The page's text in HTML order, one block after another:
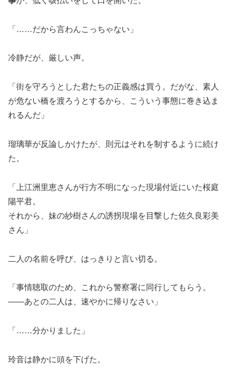
「……だから言わんこっちゃない」
冷静だが、厳しい声。
「街を守ろうとした君たちの正義感は買う。だがな、素人
が危ない橋を渡ろうとするから、こういう事態に巻き込ま
れるんだ」
瑠璃華が反論しかけたが、則元はそれを制するように続け
た。
「上江洲里恵さんが行方不明になった現場付近にいた桜庭
陽平君。
それから、妹の紗樹さんの誘拐現場を目撃した佐久良彩美
さん」
二人の名前を呼び、はっきりと言い切る。
「事情聴取のため、これから警察署に同行してもらう。
――あとの二人は、速やかに帰りなさい」
「……分かりました」
玲音は静かに頭を下げた。